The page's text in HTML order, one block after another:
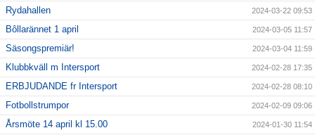
Rydahallen 2024-03-22 09:53
Bôllarännet 1 april 2024-03-05 11:57
Säsongspremiär! 2024-03-04 11:59
Klubbkväll m Intersport 2024-02-28 17:35
ERBJUDANDE fr Intersport 2024-02-28 08:10
Fotbollstrumpor 2024-02-09 09:06
Årsmöte 14 april kl 15.00 2024-01-30 11:54